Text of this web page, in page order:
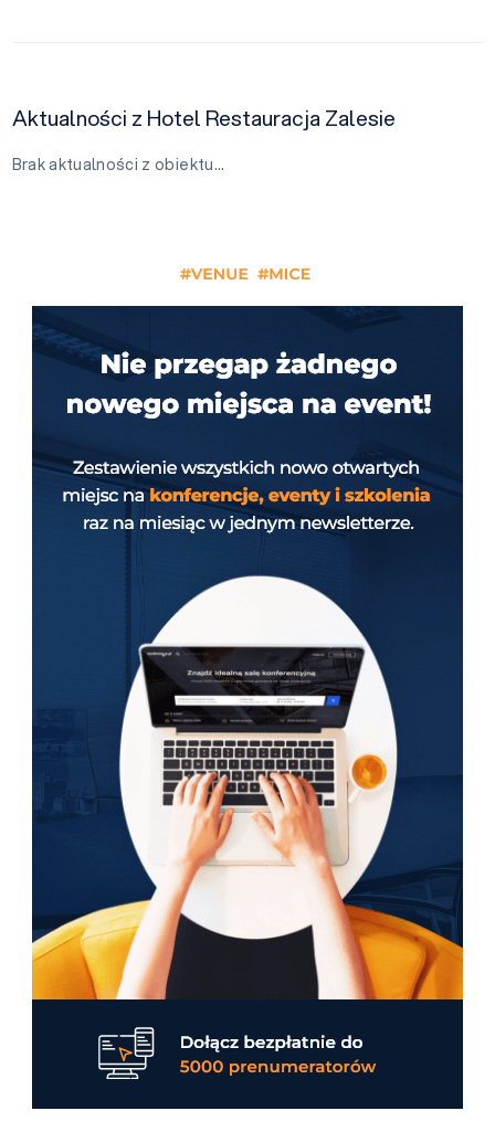
Aktualności z Hotel Restauracja Zalesie
Brak aktualności z obiektu…